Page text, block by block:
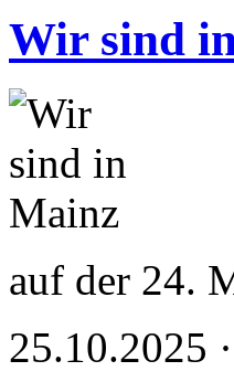
Wir sind
auf der 24.
25.10.2025